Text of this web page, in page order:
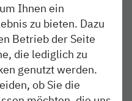
Uhr:Ausfall aller Züge
bzw. Husum, weil die
7. Oktober, 4 Uhr:Die
und Jübek entfallen.
Ihnen ein
zu bieten. Dazu
Betrieb der Seite
die lediglich zu
genutzt werden.
ob Sie die